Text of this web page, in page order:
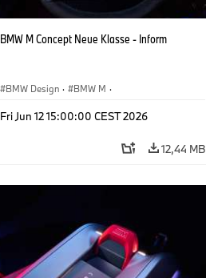
BMW M Concept Neue Klasse - Inform
BMW Design · BMW M ·
Fri Jun 12 15:00:00 CEST 2026
12,44 MB